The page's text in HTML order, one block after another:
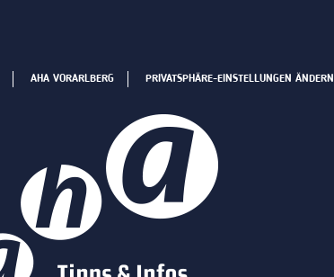
AHA VORARLBERG
PRIVATSPHÄRE-EINSTELLUNGEN ÄNDERN